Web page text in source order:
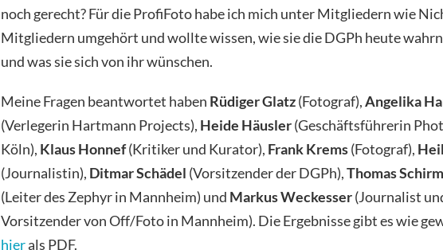
noch gerecht? Für die ProfiFoto habe ich mich unter Mitgliedern wie
Mitgliedern umgehört und wollte wissen, wie sie die DGPh heute
und was sie sich von ihr wünschen.
Meine Fragen beantwortet haben Rüdiger Glatz(Fotograf),Angelika
(Verlegerin Hartmann Projects), Heide Häusler(Geschäftsführerin
Köln), Klaus Honnef(Kritiker und Kurator), Frank Krems(Fotograf),
(Journalistin), Ditmar Schädel (Vorsitzender der DGPh),Thomas
(Leiter des Zephyr in Mannheim) und Markus Weckesser(Journalist
Vorsitzender von Off/Foto in Mannheim). Die Ergebnisse gibt es wie
hierals PDF.